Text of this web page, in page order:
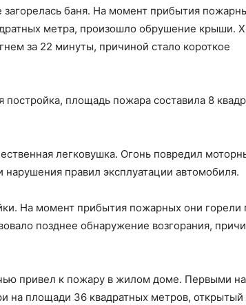
загорелась баня. На момент прибытия
метра, произошло обрушение крыши.
за 22 минуты, причиной стало короткое
площадь пожара составила 8
легковушка. Огонь повредил
правил эксплуатации автомобиля.
На момент прибытия пожарных они горели
позднее обнаружение возгорания,
привел к пожару в жилом доме. Первыми
на площади 36 квадратных метров, открытый